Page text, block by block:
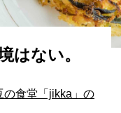
はない。
の食堂「jikka」の